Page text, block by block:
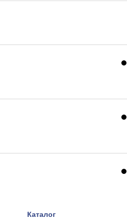
Каталог